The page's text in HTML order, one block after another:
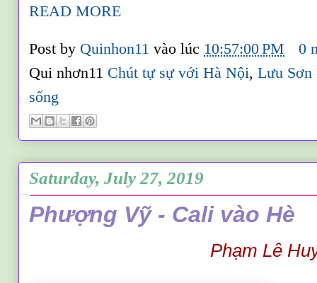
READ MORE
Post by Quinhon11vào lúc 10:57:00 PM
0
Qui nhơn11 Chút tự sự với Hà Nội,Lưu Sơn
sống
Saturday, July 27, 2019
Phượng Vỹ - Cali vào Hè
Phạm Lê